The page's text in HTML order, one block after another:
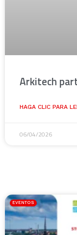
Arkitech
HAGA CLIC PARA
06/04/2026
EVENTOS